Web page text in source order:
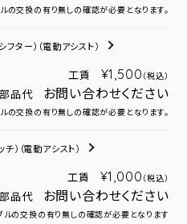
の交換の有り無しの確認が必要となります。
フター） （電動アシスト）
工賃 ¥1,500 （税込）
部品代 お問い合わせください
の交換の有り無しの確認が必要となります。
チ） （電動アシスト）
工賃 ¥1,000 （税込）
部品代 お問い合わせください
の交換の有り無しの確認が必要となります